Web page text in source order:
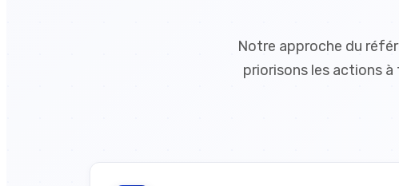
Notre approche du
priorisons les actions